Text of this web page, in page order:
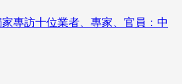
專訪十位業者、專家、官員：中